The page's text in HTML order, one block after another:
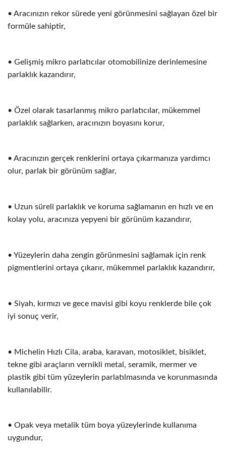
• Aracınızın rekor sürede yeni görünmesini sağlayan özel bir
formüle sahiptir,
• Gelişmiş mikro parlatıcılar otomobilinize derinlemesine
parlaklık kazandırır,
• Özel olarak tasarlanmış mikro parlatıcılar, mükemmel
parlaklık sağlarken, aracınızın boyasını korur,
• Aracınızın gerçek renklerini ortaya çıkarmanıza yardımcı
olur, parlak bir görünüm sağlar,
• Uzun süreli parlaklık ve koruma sağlamanın en hızlı ve en
kolay yolu, aracınıza yepyeni bir görünüm kazandırır,
• Yüzeylerin daha zengin görünmesini sağlamak için renk
pigmentlerini ortaya çıkarır, mükemmel parlaklık kazandırır,
• Siyah, kırmızı ve gece mavisi gibi koyu renklerde bile çok
iyi sonuç verir,
• Michelin Hızlı Cila, araba, karavan, motosiklet, bisiklet,
tekne gibi araçların vernikli metal, seramik, mermer ve
plastik gibi tüm yüzeylerin parlatılmasında ve korunmasında
kullanılabilir.
• Opak veya metalik tüm boya yüzeylerinde kullanıma
uygundur,